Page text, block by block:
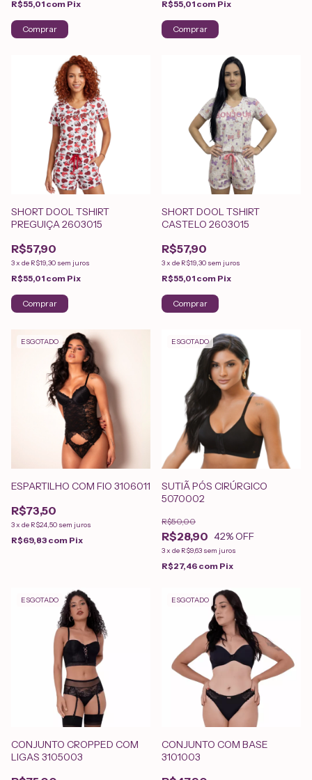
R$55,01 com Pix
Comprar
R$55,01 com Pix
Comprar
SHORT DOOL TSHIRT
PREGUIÇA 2603015
R$57,90
3x de R$19,30 sem juros
R$55,01 com Pix
Comprar
SHORT DOOL TSHIRT
CASTELO 2603015
R$57,90
3x de R$19,30 sem juros
R$55,01 com Pix
Comprar
ESGOTADO
ESPARTILHO COM FIO 3106011
R$73,50
3x de R$24,50 sem juros
R$69,83 com Pix
ESGOTADO
SUTIÃ PÓS CIRÚRGICO
5070002
R$28,90
R$50,00
42% OFF
3x de R$9,63 sem juros
R$27,46 com Pix
ESGOTADO
CONJUNTO CROPPED COM
LIGAS 3105003
ESGOTADO
CONJUNTO COM BASE
3101003